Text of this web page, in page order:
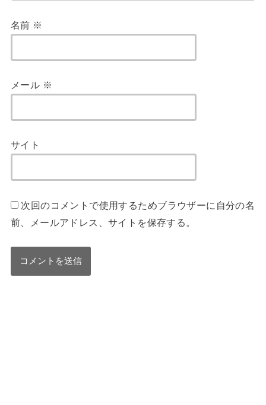
名前 ※
メール ※
サイト
次回のコメントで使用するためブラウザーに自分の名
前、メールアドレス、サイトを保存する。